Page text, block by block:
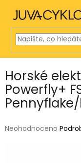
obsah
Horské
Powerfly+
Průměrné
Neohodnoceno